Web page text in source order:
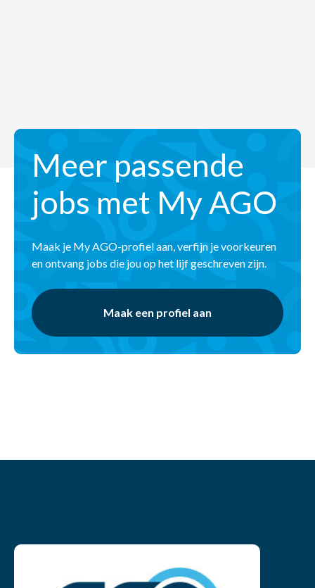
Meer passende
jobs met My AGO
Maak je My AGO-profiel aan, verfijn je voorkeuren
en ontvang jobs die jou op het lijf geschreven zijn.
Maak een profiel aan